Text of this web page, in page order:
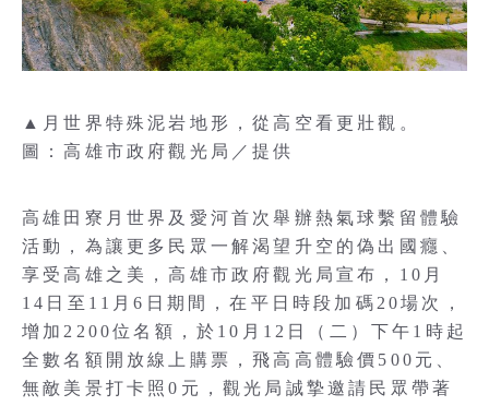
▲月世界特殊泥岩地形，從高空看更壯觀。
圖：高雄市政府觀光局／提供
高雄田寮月世界及愛河首次舉辦熱氣球繫留體驗
活動，為讓更多民眾一解渴望升空的偽出國癮、
享受高雄之美，高雄市政府觀光局宣布，10月
14日至11月6日期間，在平日時段加碼20場次，
增加2200位名額，於10月12日（二）下午1時起
全數名額開放線上購票，飛高高體驗價500元、
無敵美景打卡照0元，觀光局誠摯邀請民眾帶著